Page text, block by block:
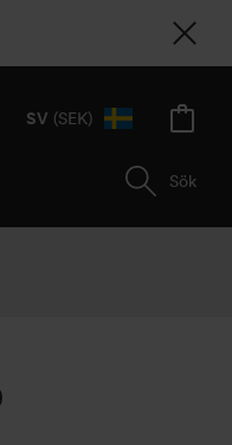
Sök
SV (SEK)